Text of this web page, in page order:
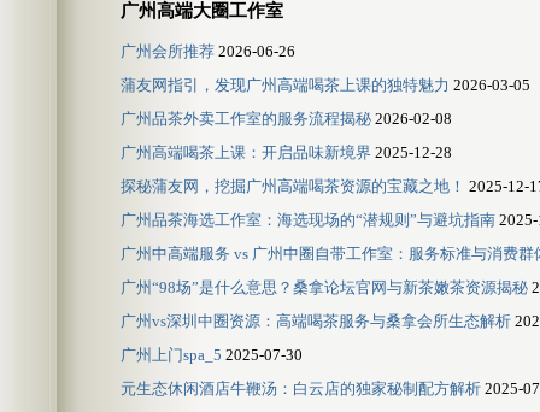
广州高端大圈工作室
广州会所推荐 2026-06-26
蒲友网指引，发现广州高端喝茶上课的独特魅力 2026-03-05
广州品茶外卖工作室的服务流程揭秘 2026-02-08
广州高端喝茶上课：开启品味新境界 2025-12-28
探秘蒲友网，挖掘广州高端喝茶资源的宝藏之地！ 2025-12-
‌广州品茶海选工作室‌：海选现场的“潜规则”与避坑指南
广州中高端服务 vs 广州中圈自带工作室：服务标准与消费群
广州“98场”是什么意思？桑拿论坛官网与新茶嫩茶资源揭秘
广州vs深圳中圈资源：高端喝茶服务与桑拿会所生态解析
广州上门spa_5 2025-07-30
元生态休闲酒店牛鞭汤：白云店的独家秘制配方解析 2025-